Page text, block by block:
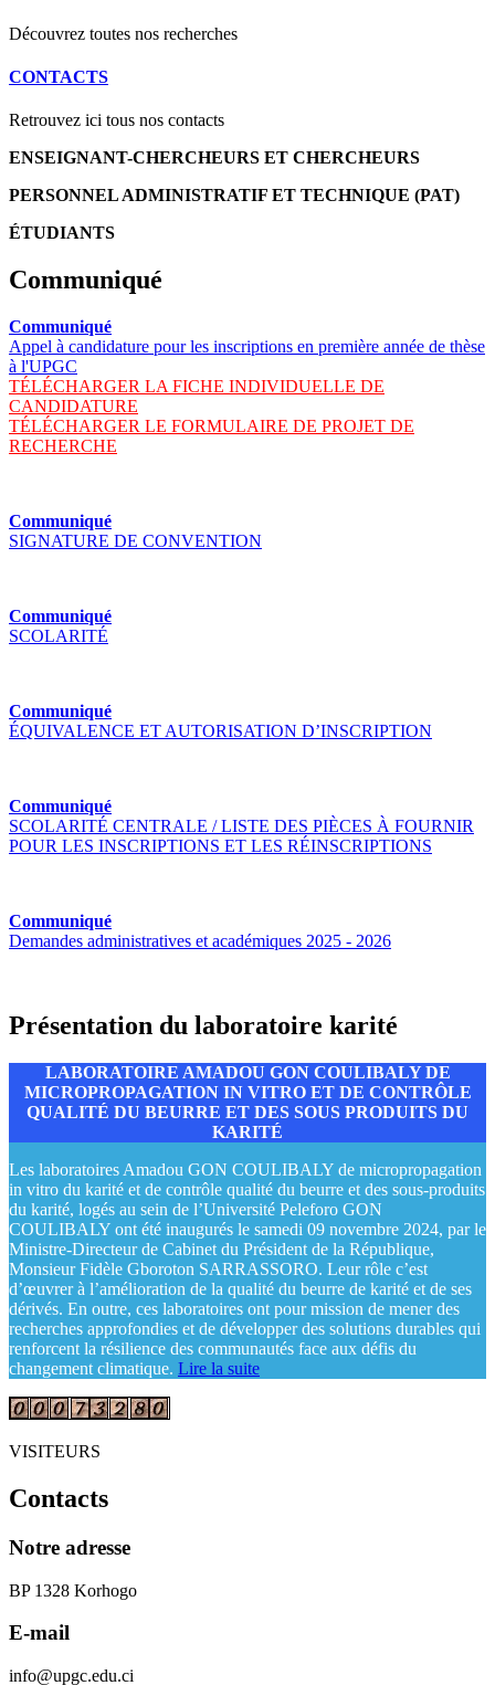
Découvrez toutes nos recherches
CONTACTS
Retrouvez ici tous nos contacts
ENSEIGNANT-CHERCHEURS ET CHERCHEURS
PERSONNEL ADMINISTRATIF ET TECHNIQUE (PAT)
ÉTUDIANTS
Communiqué
Communiqué
Appel à candidature pour les inscriptions en première année de thèse
à l'UPGC
TÉLÉCHARGER LA FICHE INDIVIDUELLE DE
CANDIDATURE
TÉLÉCHARGER LE FORMULAIRE DE PROJET DE
RECHERCHE
Communiqué
SIGNATURE DE CONVENTION
Communiqué
SCOLARITÉ
Communiqué
ÉQUIVALENCE ET AUTORISATION D’INSCRIPTION
Communiqué
SCOLARITÉ CENTRALE / LISTE DES PIÈCES À FOURNIR
POUR LES INSCRIPTIONS ET LES RÉINSCRIPTIONS
Communiqué
Demandes administratives et académiques 2025 - 2026
Présentation du laboratoire karité
LABORATOIRE AMADOU GON COULIBALY DE
MICROPROPAGATION IN VITRO ET DE CONTRÔLE
QUALITÉ DU BEURRE ET DES SOUS PRODUITS DU
KARITÉ
Les laboratoires Amadou GON COULIBALY de micropropagation
in vitro du karité et de contrôle qualité du beurre et des sous-produits
du karité, logés au sein de l’Université Peleforo GON
COULIBALY ont été inaugurés le samedi 09 novembre 2024, par le
Ministre-Directeur de Cabinet du Président de la République,
Monsieur Fidèle Gboroton SARRASSORO. Leur rôle c’est
d’œuvrer à l’amélioration de la qualité du beurre de karité et de ses
dérivés. En outre, ces laboratoires ont pour mission de mener des
recherches approfondies et de développer des solutions durables qui
renforcent la résilience des communautés face aux défis du
changement climatique. Lire la suite
VISITEURS
Contacts
Notre adresse
BP 1328 Korhogo
E-mail
info@upgc.edu.ci